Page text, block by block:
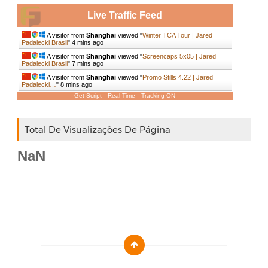
Live Traffic Feed
A visitor from Shanghaiviewed "Winter TCA Tour | Jared
Padalecki Brasil" 4 mins ago
A visitor from Shanghaiviewed "Screencaps 5x05 | Jared
Padalecki Brasil" 7 mins ago
A visitor from Shanghaiviewed "Promo Stills 4.22 | Jared
Padalecki… " 8 mins ago
Get Script Real Time Tracking ON
Total De Visualizações De Página
NaN